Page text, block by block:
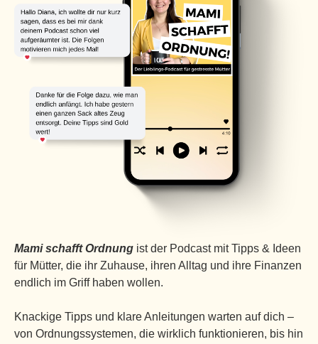
Mami schafft Ordnung ist der Podcast mit Tipps & Ideen
für Mütter, die ihr Zuhause, ihren Alltag und ihre Finanzen
endlich im Griff haben wollen.
Knackige Tipps und klare Anleitungen warten auf dich –
von Ordnungssystemen, die wirklich funktionieren, bis hin